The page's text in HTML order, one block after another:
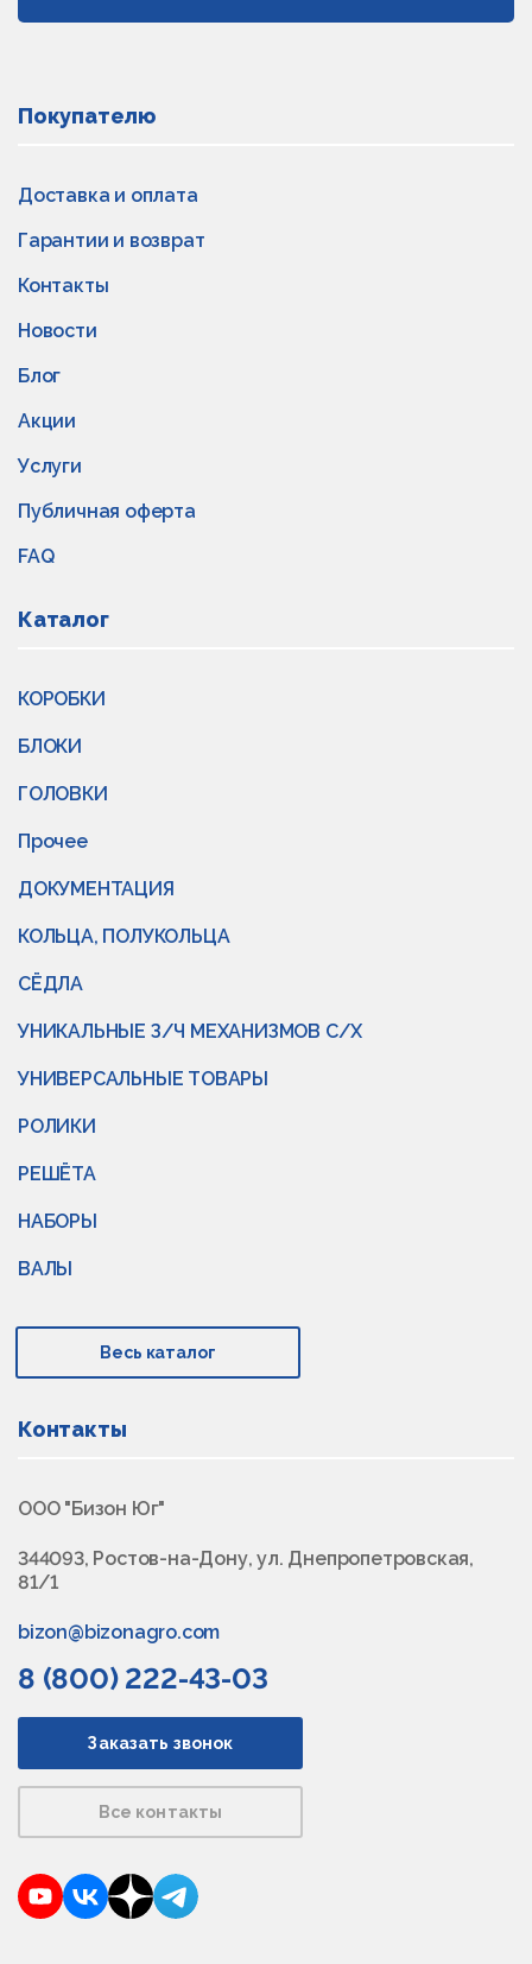
Покупателю
Доставка и оплата
Гарантии и возврат
Контакты
Новости
Блог
Акции
Услуги
Публичная оферта
FAQ
Каталог
КОРОБКИ
БЛОКИ
ГОЛОВКИ
Прочее
ДОКУМЕНТАЦИЯ
КОЛЬЦА, ПОЛУКОЛЬЦА
СЁДЛА
УНИКАЛЬНЫЕ З/Ч МЕХАНИЗМОВ С/Х
УНИВЕРСАЛЬНЫЕ ТОВАРЫ
РОЛИКИ
РЕШЁТА
НАБОРЫ
ВАЛЫ
Весь каталог
Контакты
ООО "Бизон Юг"
344093, Ростов-на-Дону, ул. Днепропетровская,
81/1
bizon@bizonagro.com
8 (800) 222-43-03
Заказать звонок
Все контакты
YouTubeVKontakte
DzenTelegram